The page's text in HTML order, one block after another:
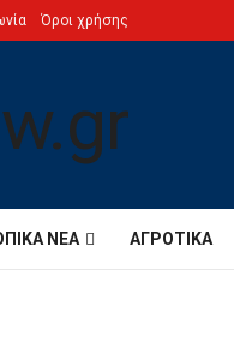
Όροι χρήσης
ΝΈΑ ΑΓΡΟΤΙΚΆ